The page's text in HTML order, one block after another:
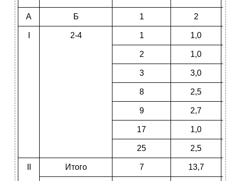
А Б 1 2
2-4 1 1,0
2 1,0
3 3,0
8 2,5
9 2,7
17 1,0
25 2,5
Итого 7 13,7